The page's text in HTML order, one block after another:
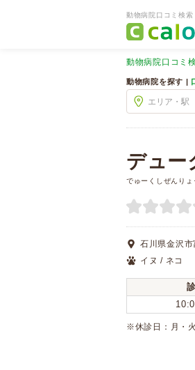
動物病院口コミ検索
動物病院口コミ
動物病院を探す |
デュー
でゅーくしぜんりょ
石川県金沢
イヌ / ネコ
※休診日：月・